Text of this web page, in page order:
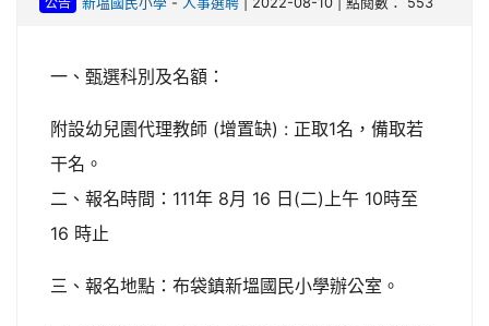
公告
一、甄選科別及名額：
附設幼兒園代理教師 (增置缺) : 正取1名，備取若
干名。
二、報名時間：111年 8月 16 日(二)上午 10時至
16 時止
三、報名地點：布袋鎮新塭國民小學辦公室。